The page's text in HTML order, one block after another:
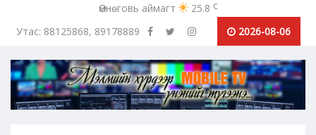
Өмнөговь аймагт 25.8 c
Утас: 88125868, 89178889
2026-08-06